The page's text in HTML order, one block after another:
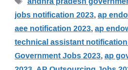
jobs notification 2023,ap
aee notification 2023,ap
technical assistant
Government Jobs 2023,ap